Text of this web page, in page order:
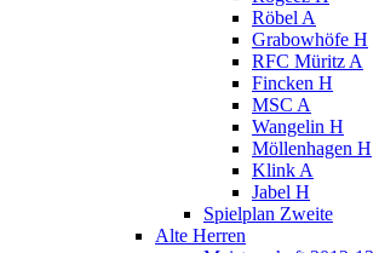
Röbel A
Grabowhöfe H
RFC Müritz A
Fincken H
MSC A
Wangelin H
Möllenhagen H
Klink A
Jabel H
Spielplan Zweite
Alte Herren